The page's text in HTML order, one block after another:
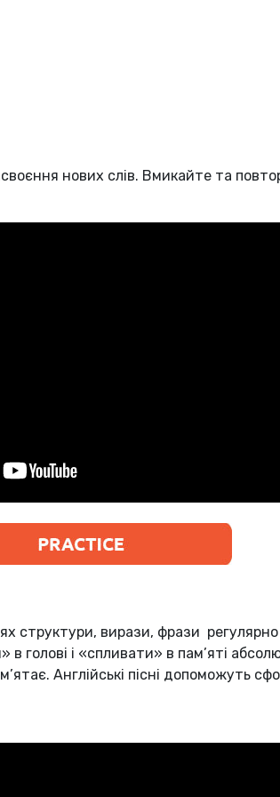
нових слів. Вмикайте та
структури, вирази, фрази
голові і «спливати» в пам’яті
Англійські пісні допоможуть